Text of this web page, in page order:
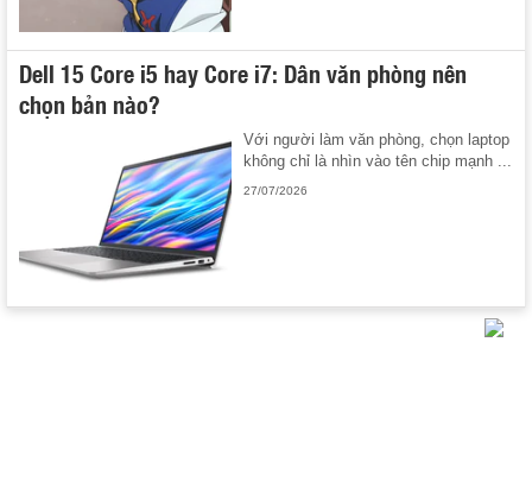
Dell 15 Core i5 hay Core i7: Dân văn phòng nên
chọn bản nào?
Với người làm văn phòng, chọn laptop
không chỉ là nhìn vào tên chip mạnh ...
27/07/2026